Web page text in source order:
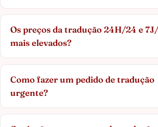
Os preços da tradução 24H/24 e
mais elevados?
Como fazer um pedido de tradução
urgente?